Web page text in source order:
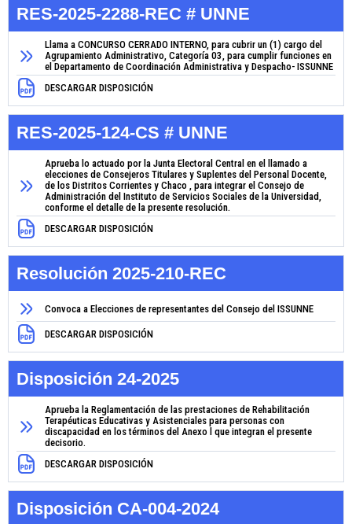
RES-2025-2288-REC # UNNE
Llama a CONCURSO CERRADO INTERNO, para cubrir un (1) cargo del
Agrupamiento Administrativo, Categoría 03, para cumplir funciones en
el Departamento de Coordinación Administrativa y Despacho- ISSUNNE
DESCARGAR DISPOSICIÓN
RES-2025-124-CS # UNNE
Aprueba lo actuado por la Junta Electoral Central en el llamado a
elecciones de Consejeros Titulares y Suplentes del Personal Docente,
de los Distritos Corrientes y Chaco , para integrar el Consejo de
Administración del Instituto de Servicios Sociales de la Universidad,
conforme el detalle de la presente resolución.
DESCARGAR DISPOSICIÓN
Resolución 2025-210-REC
Convoca a Elecciones de representantes del Consejo del ISSUNNE
DESCARGAR DISPOSICIÓN
Disposición 24-2025
Aprueba la Reglamentación de las prestaciones de Rehabilitación
Terapéuticas Educativas y Asistenciales para personas con
discapacidad en los términos del Anexo l que integran el presente
decisorio.
DESCARGAR DISPOSICIÓN
Disposición CA-004-2024